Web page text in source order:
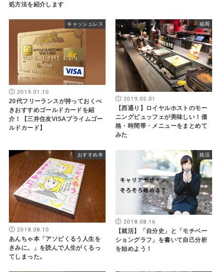
処方法を紹介します
キャッシュレス
2019.01.10
20代フリーランスが持っておくべ
きおすすめゴールドカードを紹
介！【三井住友VISAプライムゴー
ルドカード】
福岡
2019.05.01
【西通り】ロイヤルホストのモー
ニングビュッフェが美味しい！価
格・時間帯・メニューをまとめて
みた
おすすめ本
2018.08.10
あんちゃ本「アソビくるう人生を
きみに。」を読んで人生がくるっ
てしまった。
就活
2018.08.16
【就活】「自分史」と「モチベー
ショングラフ」を書いて自己分析
を始めよう！